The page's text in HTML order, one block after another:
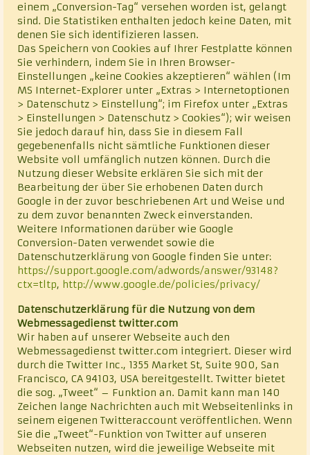
einem „Conversion-Tag“ versehen worden ist, gelangt
sind. Die Statistiken enthalten jedoch keine Daten, mit
denen Sie sich identifizieren lassen.
Das Speichern von Cookies auf Ihrer Festplatte können
Sie verhindern, indem Sie in Ihren Browser-
Einstellungen „keine Cookies akzeptieren“ wählen (Im
MS Internet-Explorer unter „Extras > Internetoptionen
> Datenschutz > Einstellung“; im Firefox unter „Extras
> Einstellungen > Datenschutz > Cookies“); wir weisen
Sie jedoch darauf hin, dass Sie in diesem Fall
gegebenenfalls nicht sämtliche Funktionen dieser
Website voll umfänglich nutzen können. Durch die
Nutzung dieser Website erklären Sie sich mit der
Bearbeitung der über Sie erhobenen Daten durch
Google in der zuvor beschriebenen Art und Weise und
zu dem zuvor benannten Zweck einverstanden.
Weitere Informationen darüber wie Google
Conversion-Daten verwendet sowie die
Datenschutzerklärung von Google finden Sie unter:
https://support.google.com/adwords/answer/93148?
ctx=tltp, http://www.google.de/policies/privacy/
Datenschutzerklärung für die Nutzung von dem
Webmessagedienst twitter.com
Wir haben auf unserer Webseite auch den
Webmessagedienst twitter.com integriert. Dieser wird
durch die Twitter Inc., 1355 Market St, Suite 900, San
Francisco, CA 94103, USA bereitgestellt. Twitter bietet
die sog. „Tweet“ – Funktion an. Damit kann man 140
Zeichen lange Nachrichten auch mit Webseitenlinks in
seinem eigenen Twitteraccount veröffentlichen. Wenn
Sie die „Tweet“-Funktion von Twitter auf unseren
Webseiten nutzen, wird die jeweilige Webseite mit